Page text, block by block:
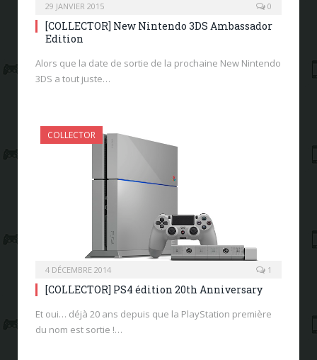
29 JANVIER 2015 0
[COLLECTOR] New Nintendo 3DS Ambassador
Edition
Alors que la date de sortie de la prochaine New Nintendo
3DS a tout juste…
COLLECTOR
4 DÉCEMBRE 2014 1
[COLLECTOR] PS4 édition 20th Anniversary
Et oui… déjà 20 ans depuis que la PlayStation première
du nom est sortie !…